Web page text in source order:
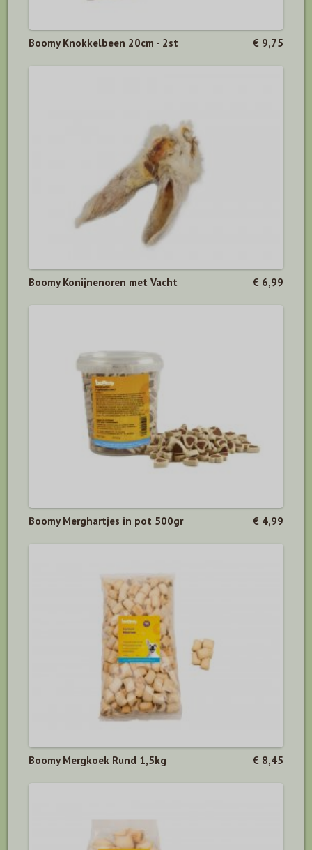
Boomy Knokkelbeen 20cm - 2st € 9,75
Boomy Konijnenoren met Vacht € 6,99
Boomy Merghartjes in pot 500gr € 4,99
Boomy Mergkoek Rund 1,5kg € 8,45